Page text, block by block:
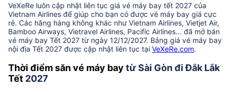
VeXeRe luôn cập nhật liên tục giá vé máy bay tết 2027 của
Vietnam Airlines để giúp cho bạn có được vé máy bay giá cực
rẻ. Các hãng hàng không khác như Vietnam Airlines, Vietjet Air,
Bamboo Airways, Vietravel Airlines, Pacific Airlines... đã mở bán
vé máy bay Tết 2027 từ ngày 12/12/2027. Bảng giá vé máy bay
nội địa Tết 2027 được cập nhật liên tục tại VeXeRe.com.
Thời điểm săn vé máy bay từ Sài Gòn đi Đắk Lắk
Tết 2027